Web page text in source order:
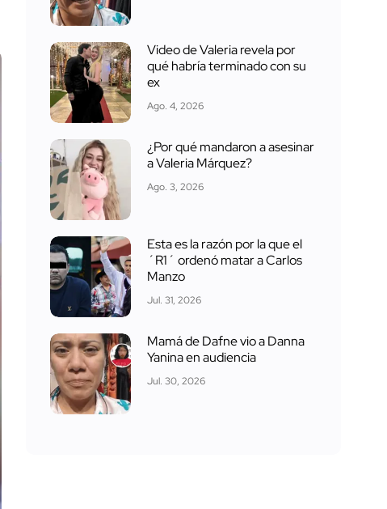
Video de Valeria revela por
qué habría terminado con su
ex
Ago. 4, 2026
¿Por qué mandaron a asesinar
a Valeria Márquez?
Ago. 3, 2026
Esta es la razón por la que el
´R1´ ordenó matar a Carlos
Manzo
Jul. 31, 2026
Mamá de Dafne vio a Danna
Yanina en audiencia
Jul. 30, 2026